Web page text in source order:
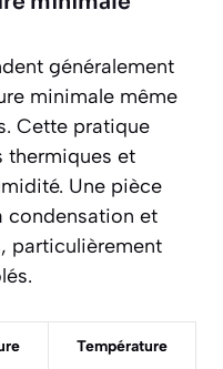
généralement
minimale même
Cette pratique
thermiques et
Une pièce
condensation et
particulièrement
Température